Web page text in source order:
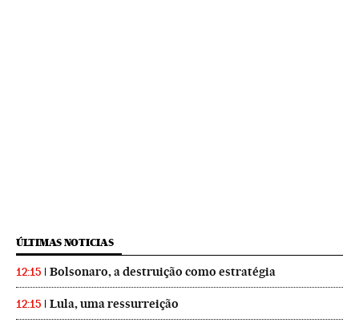
ÚLTIMAS NOTICIAS
12:15 Bolsonaro, a destruição como estratégia
12:15 Lula, uma ressurreição